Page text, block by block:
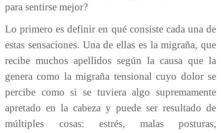
para sentirse mejor?
Lo primero es definir en qué consiste cada una de
estas sensaciones. Una de ellas es la migraña, que
recibe muchos apellidos según la causa que la
genera como la migraña tensional cuyo dolor se
percibe como si se tuviera algo supremamente
apretado en la cabeza y puede ser resultado de
múltiples cosas: estrés, malas posturas,